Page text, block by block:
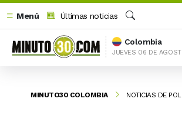
Menú
Últimas noticias
Buscar
Colombia
JUEVES 06 DE
MINUTO30 COLOMBIA NOTICIAS DE